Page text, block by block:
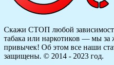
Скажи СТОП любой
табака или наркотиков — мы за
привычек! Об этом все наши
защищены. © 2014 - 2023 год.